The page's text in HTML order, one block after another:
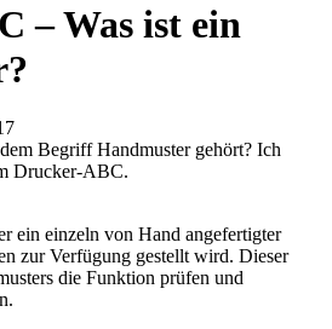
– Was ist ein
Begriff Handmuster gehört? Ich
Drucker-ABC.
ein einzeln von Hand angefertigter
zur Verfügung gestellt wird. Dieser
die Funktion prüfen und